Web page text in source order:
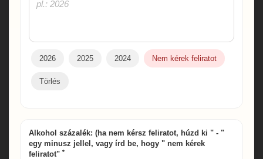
2026 2025 2024 Nem kérek feliratot
Törlés
Alkohol százalék: (ha nem kérsz feliratot, húzd ki " - "
egy minusz jellel, vagy írd be, hogy " nem kérek
feliratot" *